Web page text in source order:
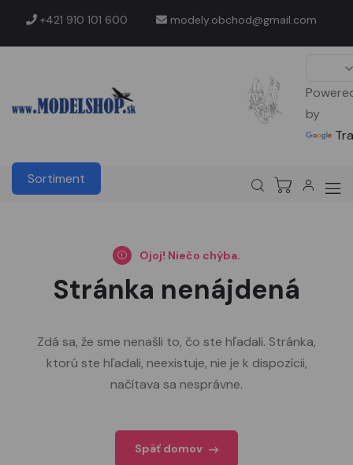
+421 910 101 600 modely.obchod@gmail.com
by
Sortiment
Ojoj! Niečo chýba.
Stránka nenájdená
Zdá sa, že sme nenašli to, čo ste hľadali. Stránka,
ktorú ste hľadali, neexistuje, nie je k dispozícii,
načítava sa nesprávne.
Späť domov